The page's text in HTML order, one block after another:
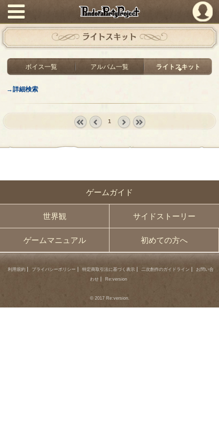
PandoraPartyProject
ゲームガイド
世界観 サイドストーリー
ゲームマニュアル 初めての方へ
ライトスキット
ボイス一覧 アルバム一覧 ライトスキット
→詳細検索
1
利用規約 プライバシーポリシー 特定商取引法に基づく表示 二次創作のガイドライン
お問い合
わせ
Re:version
© 2017 Re:version.